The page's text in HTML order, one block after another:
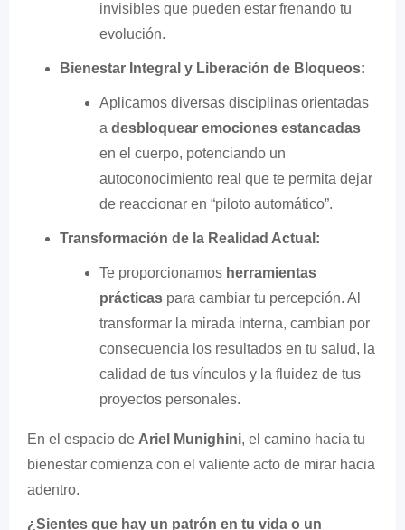
invisibles que pueden estar frenando tu
evolución.
Bienestar Integral y Liberación de Bloqueos:
Aplicamos diversas disciplinas orientadas
a desbloquear emociones estancadas
en el cuerpo, potenciando un
autoconocimiento real que te permita dejar
de reaccionar en “piloto automático”.
Transformación de la Realidad Actual:
Te proporcionamos herramientas
prácticas para cambiar tu percepción. Al
transformar la mirada interna, cambian por
consecuencia los resultados en tu salud, la
calidad de tus vínculos y la fluidez de tus
proyectos personales.
En el espacio de Ariel Munighini, el camino hacia tu
bienestar comienza con el valiente acto de mirar hacia
adentro.
¿Sientes que hay un patrón en tu vida o un